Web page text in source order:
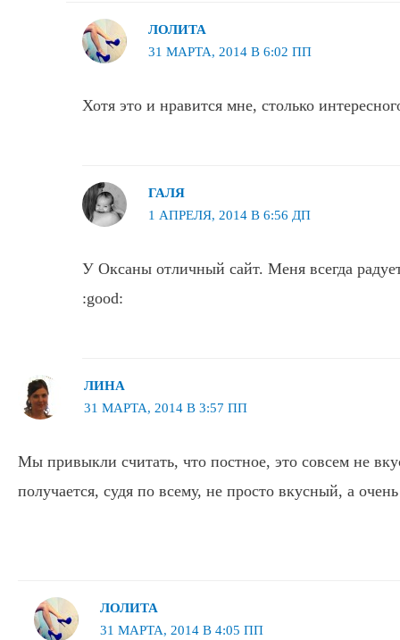
ЛОЛИТА
31 МАРТА, 2014 В 6:02 ПП
Хотя это и нравится мне, столько
ГАЛЯ
1 АПРЕЛЯ, 2014 В 6:56 ДП
У Оксаны отличный сайт. Меня всегда
:good:
ЛИНА
31 МАРТА, 2014 В 3:57 ПП
Мы привыкли считать, что постное, это совсем не
получается, судя по всему, не просто вкусный, а
ЛОЛИТА
31 МАРТА, 2014 В 4:05 ПП